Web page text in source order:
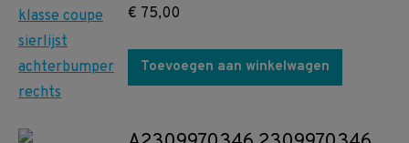
€ 75,00
Toevoegen aan winkelwagen